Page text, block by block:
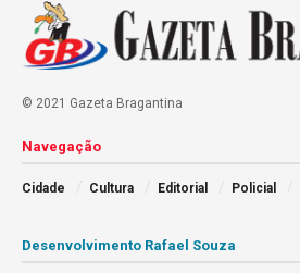
© 2021 Gazeta Bragantina
Navegação
Cidade Cultura Editorial Policial
Desenvolvimento Rafael Souza